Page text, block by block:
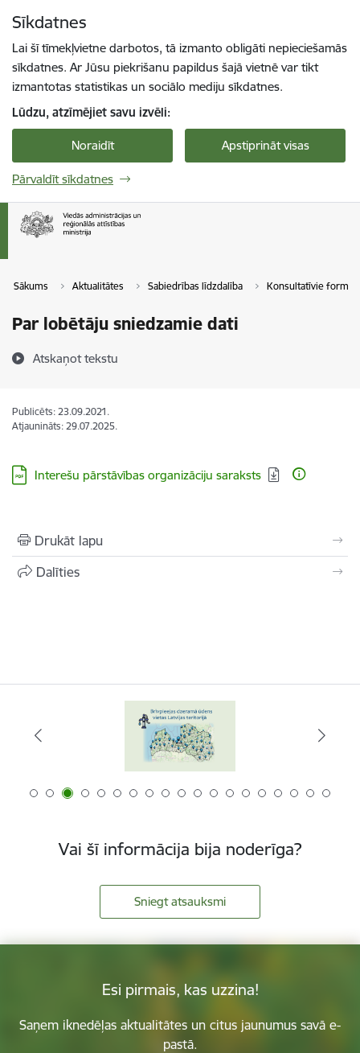
Sīkdatnes
Lai šī tīmekļvietne darbotos, tā izmanto obligāti nepieciešamās
sīkdatnes. Ar Jūsu piekrišanu papildus šajā vietnē var tikt
izmantotas statistikas un sociālo mediju sīkdatnes.
Lūdzu, atzīmējiet savu izvēli:
Noraidīt Apstiprināt visas
Pārvaldīt sīkdatnes
Sākums Aktualitātes Sabiedrības līdzdalība Konsultatīvie formāti
Par lobētāju sniedzamie dati
Atskaņot tekstu
Publicēts: 23.09.2021.
Atjaunināts: 29.07.2025.
Lejupielādēt:
Interešu pārstāvības organizāciju saraksts
Drukāt lapu
Dalīties
Vai šī informācija bija noderīga?
Sniegt atsauksmi
Esi pirmais, kas uzzina!
Saņem iknedēļas aktualitātes un citus jaunumus savā e-
pastā.